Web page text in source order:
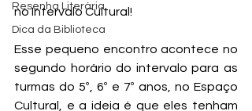
Resenha Literária
Dica da Biblioteca
no Intervalo Cultural!
Esse pequeno encontro acontece no
segundo horário do intervalo para as
turmas do 5º, 6º e 7º anos, no Espaço
Cultural, e a ideia é que eles tenham